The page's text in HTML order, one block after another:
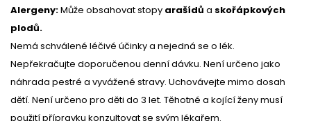
Alergeny:Může obsahovat stopy arašídů a skořápkových
plodů.
Nemá schválené léčivé účinky a nejedná se o lék.
Nepřekračujte doporučenou denní dávku. Není určeno jako
náhrada pestré a vyvážené stravy. Uchovávejte mimo dosah
dětí. Není určeno pro děti do 3 let. Těhotné a kojící ženy musí
použití přípravku konzultovat se svým lékařem.